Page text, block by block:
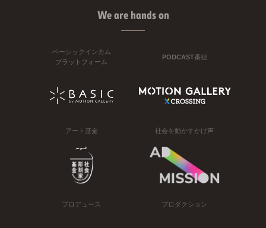
We are hands on
ベーシックインカム
プラットフォーム
PODCAST番組
アート基金 社会を動かすかけ声
プロデュース プロダクション